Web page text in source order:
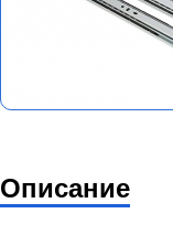
Описание